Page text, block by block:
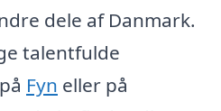
dele af Danmark.
talentfulde
Fyn eller på